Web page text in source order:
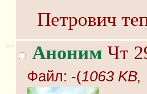
Петрович
>> Аноним Чт
Файл: -(1063 KB,